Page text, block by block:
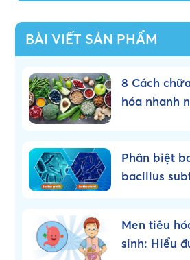
BÀI VIẾT SẢN PHẨM
8 Cách
hóa nhanh
Phân biệt
bacillus
Men tiêu
sinh: Hiểu